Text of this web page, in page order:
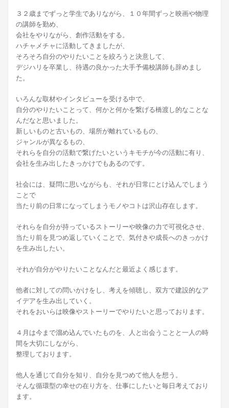
３２歳までずっと学生でありながら、１０年間ずっと映画や物理
の講師を勤め、
会社をやりながら、創作活動をする。
ハチャメチャに活動してきましたが、
そろそろ自分のやりたいことを絞ろうと決意して、
デジハリを卒業し、待遇の良かった大手予備校講師も辞めまし
た。
いろんな取材やインタビューを受ける中で、
自分のやりたいことって、何かと何かを繋げる橋渡し的なことな
んだなと思いました。
新しいものと古いもの、場所が離れているもの、
ジャンルが異なるもの、
それらを自分の活動で繋げたいというキモチが今の活動に有り、
会社を生み出したきっかけでもあるのです。
社会には、疑問に思いながらも、それが日常にとけ込んでしまう
ことで
当たり前の日常になってしまうモノやコトは沢山存在します。
それらを自分が持っているストーリーや映像の力で可視化させ、
当たり前を見つめ返していくことで、気付きや成長へのきっかけ
を生み出したい。
それが自分がやりたいことなんだと最近よく感じます。
他者に対しての問いかけをし、考えを傾聴し、双方で建設的なア
イデアを生み出していく。
それをおいらは映像やストーリーでやりたいと思っております。
４月は今まで溜め込んでいたものを、人と出会うことと一人の時
間を大切にしながら、
整理しております。
他人を通じて自分を知り、自分を見つめて他人を想う。
そんな循環型の幸せの在り方を、仕事にしたいと毎日考えており
ます。